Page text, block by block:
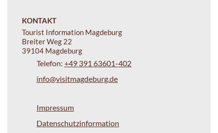
KONTAKT
Tourist Information Magdeburg
Breiter Weg 22
39104 Magdeburg
Telefon: +49 391 63601-402
info@visitmagdeburg.de
Impressum
Datenschutzinformation